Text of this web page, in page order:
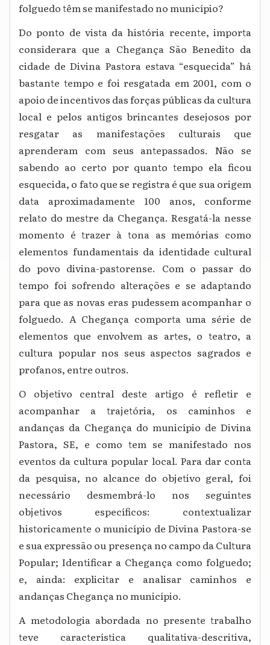
folguedo têm se manifestado no município?
Do ponto de vista da história recente, importa
considerara que a Chegança São Benedito da
cidade de Divina Pastora estava “esquecida” há
bastante tempo e foi resgatada em 2001, com o
apoio de incentivos das forças públicas da cultura
local e pelos antigos brincantes desejosos por
resgatar as manifestações culturais que
aprenderam com seus antepassados. Não se
sabendo ao certo por quanto tempo ela ficou
esquecida, o fato que se registra é que sua origem
data aproximadamente 100 anos, conforme
relato do mestre da Chegança. Resgatá-la nesse
momento é trazer à tona as memórias como
elementos fundamentais da identidade cultural
do povo divina-pastorense. Com o passar do
tempo foi sofrendo alterações e se adaptando
para que as novas eras pudessem acompanhar o
folguedo. A Chegança comporta uma série de
elementos que envolvem as artes, o teatro, a
cultura popular nos seus aspectos sagrados e
profanos, entre outros.
O objetivo central deste artigo é refletir e
acompanhar a trajetória, os caminhos e
andanças da Chegança do município de Divina
Pastora, SE, e como tem se manifestado nos
eventos da cultura popular local. Para dar conta
da pesquisa, no alcance do objetivo geral, foi
necessário desmembrá-lo nos seguintes
objetivos específicos: contextualizar
historicamente o município de Divina Pastora-se
e sua expressão ou presença no campo da Cultura
Popular; Identificar a Chegança como folguedo;
e, ainda: explicitar e analisar caminhos e
andanças Chegança no município.
A metodologia abordada no presente trabalho
teve característica qualitativa-descritiva,